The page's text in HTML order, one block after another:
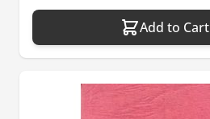
Add to Cart